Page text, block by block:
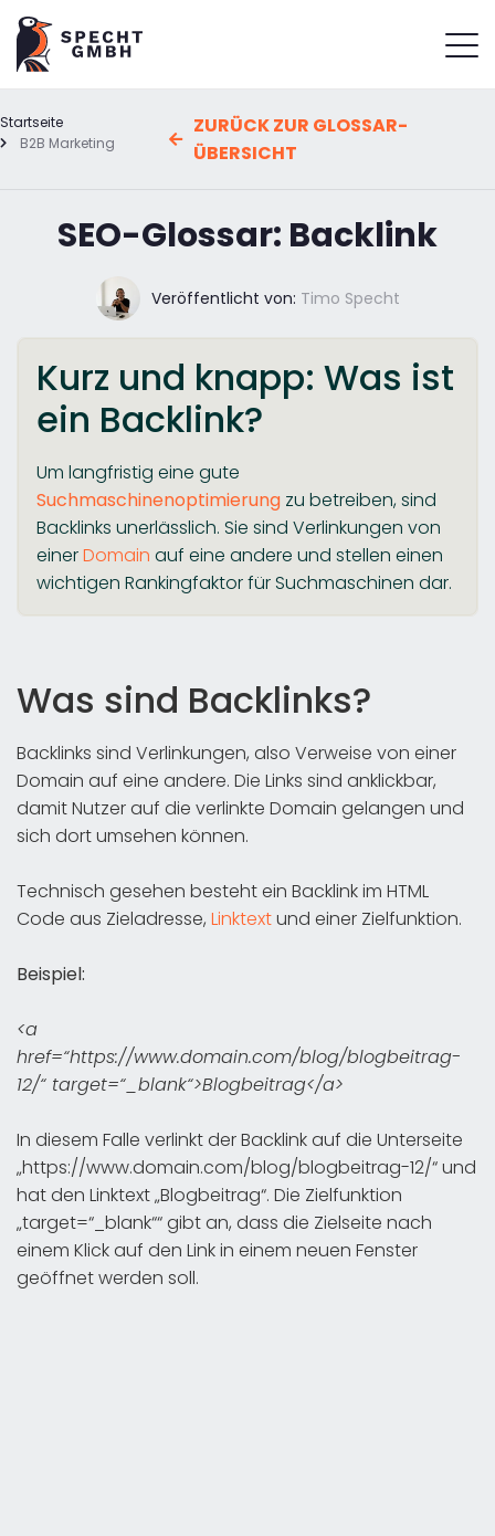
Startseite
B2B Marketing
ZURÜCK ZUR GLOSSAR-
ÜBERSICHT
SEO-Glossar: Backlink
Veröffentlicht von: Timo Specht
Kurz und knapp: Was ist
ein Backlink?
Um langfristig eine gute
Suchmaschinenoptimierung zu betreiben, sind
Backlinks unerlässlich. Sie sind Verlinkungen von
einerDomain auf eine andere und stellen einen
wichtigen Rankingfaktor für Suchmaschinen dar.
Was sind Backlinks?
Backlinks sind Verlinkungen, also Verweise von einer
Domain auf eine andere. Die Links sind anklickbar,
damit Nutzer auf die verlinkte Domain gelangen und
sich dort umsehen können.
Technisch gesehen besteht ein Backlink im HTML
Code aus Zieladresse, Linktextund einer Zielfunktion.
Beispiel:
<a
href=“https://www.domain.com/blog/blogbeitrag-
12/“ target=“_blank“>Blogbeitrag</a>
In diesem Falle verlinkt der Backlink auf die Unterseite
„https://www.domain.com/blog/blogbeitrag-12/“ und
hat den Linktext „Blogbeitrag“. Die Zielfunktion
„target=“_blank““ gibt an, dass die Zielseite nach
einem Klick auf den Link in einem neuen Fenster
geöffnet werden soll.